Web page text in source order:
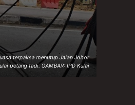
terpaksa menutup Jalan Johor
petang tadi. GAMBAR: IPD Kulai